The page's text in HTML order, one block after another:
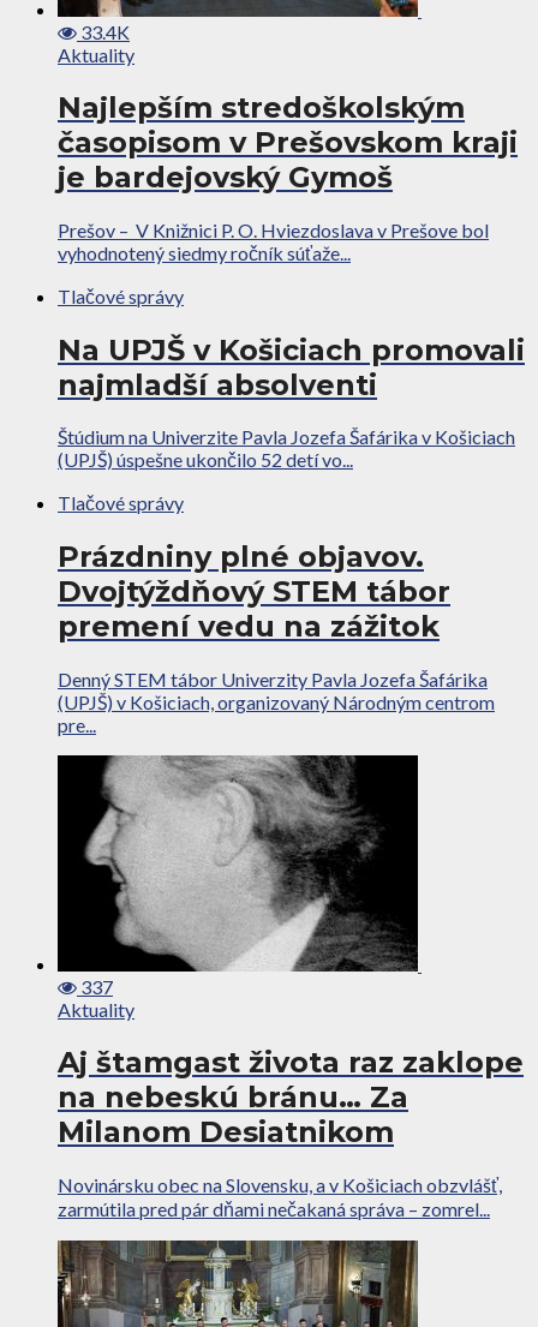
33.4K
Aktuality
Najlepším stredoškolským
časopisom v Prešovskom kraji
je bardejovský Gymoš
Prešov – V Knižnici P. O. Hviezdoslava v Prešove bol
vyhodnotený siedmy ročník súťaže...
Tlačové správy
Na UPJŠ v Košiciach promovali
najmladší absolventi
Štúdium na Univerzite Pavla Jozefa Šafárika v Košiciach
(UPJŠ) úspešne ukončilo 52 detí vo...
Tlačové správy
Prázdniny plné objavov.
Dvojtýždňový STEM tábor
premení vedu na zážitok
Denný STEM tábor Univerzity Pavla Jozefa Šafárika
(UPJŠ) v Košiciach, organizovaný Národným centrom
pre...
337
Aktuality
Aj štamgast života raz zaklope
na nebeskú bránu… Za
Milanom Desiatnikom
Novinársku obec na Slovensku, a v Košiciach obzvlášť,
zarmútila pred pár dňami nečakaná správa – zomrel...